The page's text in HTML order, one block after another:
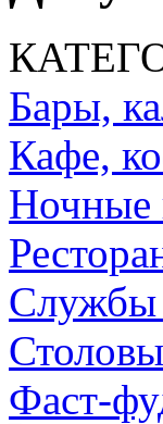
Бары,
Кафе,
Ночные
Службы
Фаст-